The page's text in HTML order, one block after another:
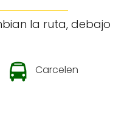
la ruta, debajo
Carcelen